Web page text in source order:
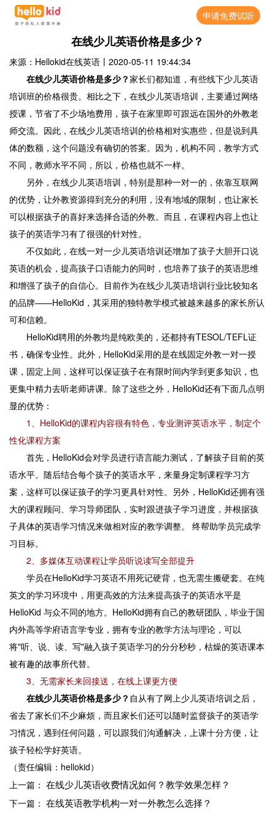
申请免费试听
在线少儿英语价格是多少？
来源：Hellokid在线英语 丨 2020-05-11 19:44:34
在线少儿英语价格是多少？家长们都知道，有些线下少儿英语
培训班的价格很贵。相比之下，在线少儿英语培训，主要通过网络
授课，节省了不少场地费用，孩子在家里即可跟远在国外的外教老
师交流。因此，在线少儿英语培训的价格相对实惠些，但是说到具
体的数额，这个问题没有确切的答案。因为，机构不同，教学方式
不同，教师水平不同，所以，价格也就不一样。
另外，在线少儿英语培训，特别是那种一对一的，依靠互联网
的优势，让外教资源得到充分的利用，没有地域的限制，也让家长
可以根据孩子的喜好来选择合适的外教。而且，在课程内容上也让
孩子的英语学习有了很强的针对性。
不仅如此，在线一对一少儿英语培训还增加了孩子大胆开口说
英语的机会，提高孩子口语能力的同时，也培养了孩子的英语思维
和增强了孩子的自信心。目前作为在线少儿英语培训行业比较知名
的品牌——HelloKid，其采用的独特教学模式被越来越多的家长所认
可和信赖。
HelloKid聘用的外教均是纯欧美的，还都持有TESOL/TEFL证
书，确保专业性。此外，HelloKid采用的是在线固定外教一对一授
课，固定上间，这样可以保证孩子在有限时间内学到更多知识，也
更集中精力去听老师讲课。除了这些之外，HelloKid还有下面几点明
显的优势：
1、HelloKid的课程内容很有特色，专业测评英语水平，制定个
性化课程方案
首先，HelloKid会对学员进行语言能力测试，了解孩子目前的英
语水平。随后结合每个孩子的英语水平，来量身定制课程学习方
案，这样可以保证孩子的学习更具针对性。另外，HelloKid还拥有强
大的课程顾问、学习导师团队，实时跟进孩子学习进度，并根据孩
子具体的英语学习情况来做相对应的教学调整。 终帮助学员完成学
习目标。
2、多媒体互动课程让学员听说读写全部提升
学员在HelloKid学习英语不用死记硬背，也无需生搬硬套。在纯
英文的学习环境中，用更高效的方法来提高孩子的英语水平是
HelloKid 与众不同的地方。HelloKid拥有自己的教研团队，毕业于国
内外高等学府语言学专业，拥有专业的教学方法与理论，可以
将"听、说、读、写"融入孩子英语学习的分分秒秒，枯燥的英语课本
被有趣的故事所代替。
3、无需家长来回接送，在线上课更方便
在线少儿英语价格是多少？ 自从有了网上少儿英语培训之后，
省去了家长们不少麻烦，而且家长们还可以随时监督孩子的英语学
习情况，遇到任何问题，可以跟我们沟通解决，上课十分方便，让
孩子轻松学好英语。
（责任编辑：hellokid）
上一篇： 在线少儿英语收费情况如何？教学效果怎样？
下一篇： 在线英语教学机构一对一外教怎么选择？